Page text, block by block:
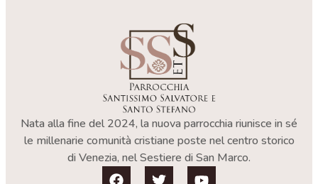
Nata alla fine del 2024, la nuova parrocchia riunisce in sé
le millenarie comunità cristiane poste nel centro storico
di Venezia, nel Sestiere di San Marco.